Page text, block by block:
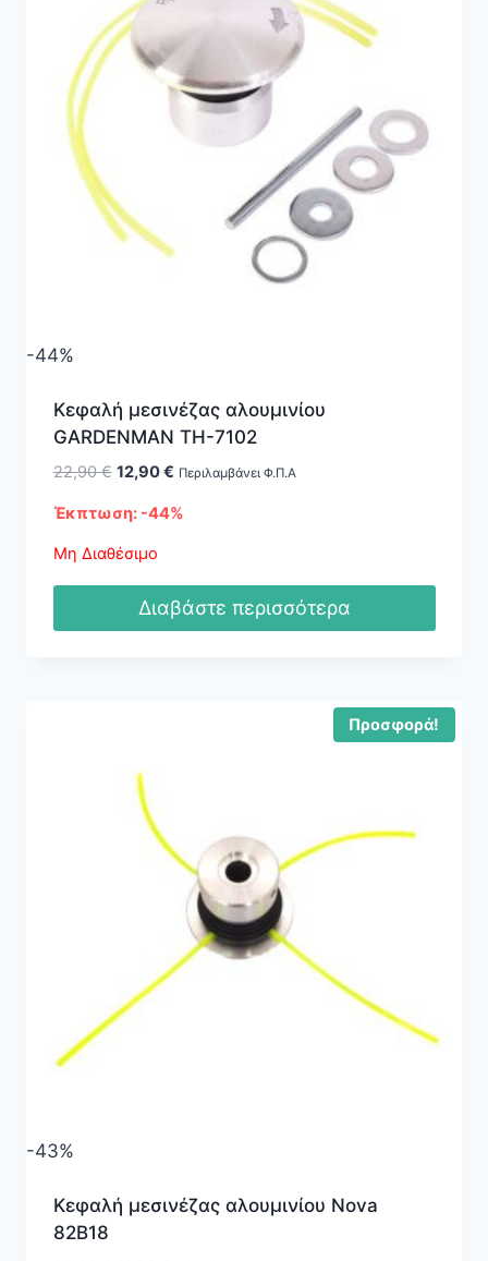
-44%
Κεφαλή μεσινέζας αλουμινίου
GARDENMAN TH-7102
22,90€ Original
was:
22,90 €.
12,90€Η
τιμή
Περιλαμβάνει Φ.Π.Α
Έκπτωση: -44%
Μη Διαθέσιμο
Διαβάστε περισσότερα
Προσφορά!
-43%
Κεφαλή μεσινέζας αλουμινίου Nova
82B18